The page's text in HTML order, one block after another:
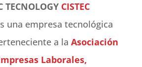
TECNOLOGY CISTEC
una empresa tecnológica
a la Asociación
Laborales,